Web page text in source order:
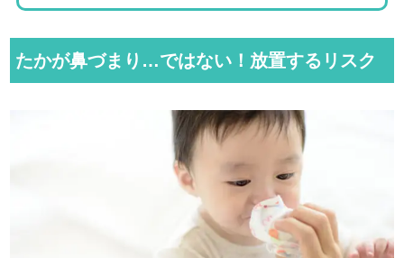
たかが鼻づまり…ではない！放置するリスク